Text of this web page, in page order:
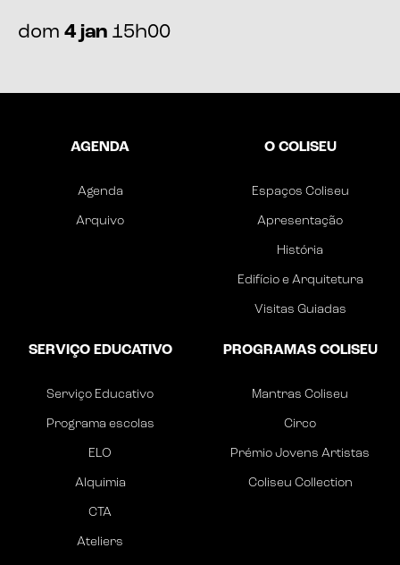
dom 4 jan 15h00
AGENDA
Agenda
Arquivo
O COLISEU
Espaços Coliseu
Apresentação
História
Edifício e Arquitetura
Visitas Guiadas
SERVIÇO EDUCATIVO
Serviço Educativo
Programa escolas
ELO
Alquimia
CTA
Ateliers
PROGRAMAS COLISEU
Mantras Coliseu
Circo
Prémio Jovens Artistas
Coliseu Collection